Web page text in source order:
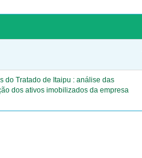
do Tratado de Itaipu : análise das
dos ativos imobilizados da empresa